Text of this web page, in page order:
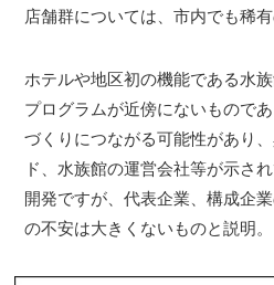
店舗群については、市内でも稀
ホテルや地区初の機能である水
プログラムが近傍にないもので
づくりにつながる可能性があり
ド、水族館の運営会社等が示さ
開発ですが、代表企業、構成企
の不安は大きくないものと説明。